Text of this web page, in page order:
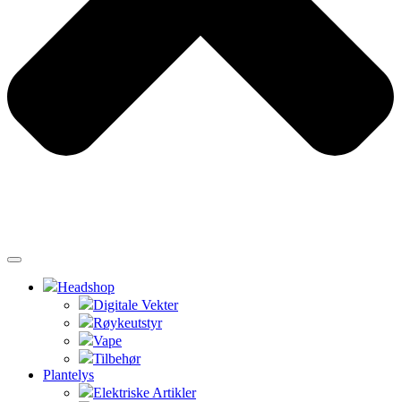
Headshop
Digitale Vekter
Røykeutstyr
Vape
Tilbehør
Plantelys
Elektriske Artikler